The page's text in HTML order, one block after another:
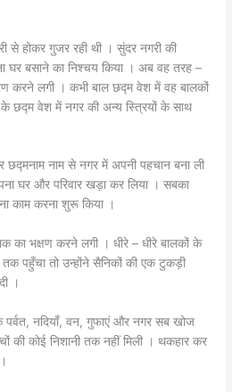
से होकर गुजर रही थी । सुंदर नगरी की
घर बसाने का निश्चय किया । अब वह तरह –
करने लगी । कभी बाल छद्म वेश में वह बालकों
छद्म वेश में नगर की अन्य स्त्रियों के साथ
नाम से नगर में अपनी पहचान बना ली
घर और परिवार खड़ा कर लिया । सबका
काम करना शुरू किया ।
का भक्षण करने लगी । धीरे – धीरे बालकों के
तक पहुँचा तो उन्होंने सैनिकों की एक टुकड़ी
।
पर्वत, नदियाँ, वन, गुफाएं और नगर सब खोज
की कोई निशानी तक नहीं मिली । थकहार कर